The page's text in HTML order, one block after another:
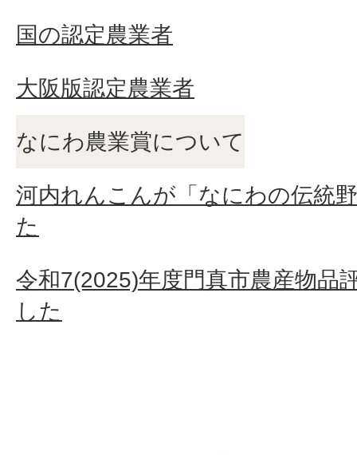
国の認定農業者
大阪版認定農業者
なにわ農業賞について
河内れんこんが「なにわの伝統
た
令和7(2025)年度門真市農産物品
した